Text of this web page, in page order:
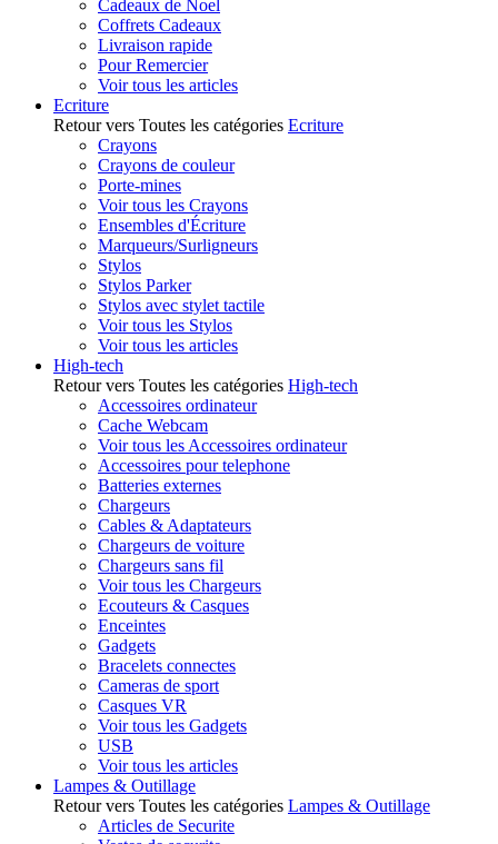
Cadeaux de Noel
Coffrets Cadeaux
Livraison rapide
Pour Remercier
Voir tous les articles
Ecriture
Retour vers Toutes les catégories Ecriture
Crayons
Crayons de couleur
Porte-mines
Voir tous les Crayons
Ensembles d'Écriture
Marqueurs/Surligneurs
Stylos
Stylos Parker
Stylos avec stylet tactile
Voir tous les Stylos
Voir tous les articles
High-tech
Retour vers Toutes les catégories High-tech
Accessoires ordinateur
Cache Webcam
Voir tous les Accessoires ordinateur
Accessoires pour telephone
Batteries externes
Chargeurs
Cables & Adaptateurs
Chargeurs de voiture
Chargeurs sans fil
Voir tous les Chargeurs
Ecouteurs & Casques
Enceintes
Gadgets
Bracelets connectes
Cameras de sport
Casques VR
Voir tous les Gadgets
USB
Voir tous les articles
Lampes & Outillage
Retour vers Toutes les catégories Lampes & Outillage
Articles de Securite